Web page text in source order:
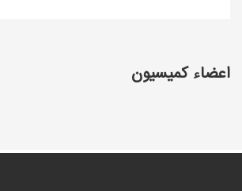
اعضاء کمیسیون